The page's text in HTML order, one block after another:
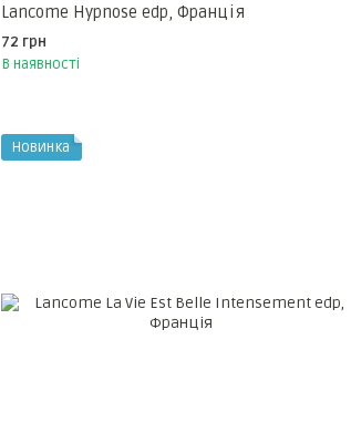
Lancome Hypnose edp, Франція
72 грн
В наявності
Новинка